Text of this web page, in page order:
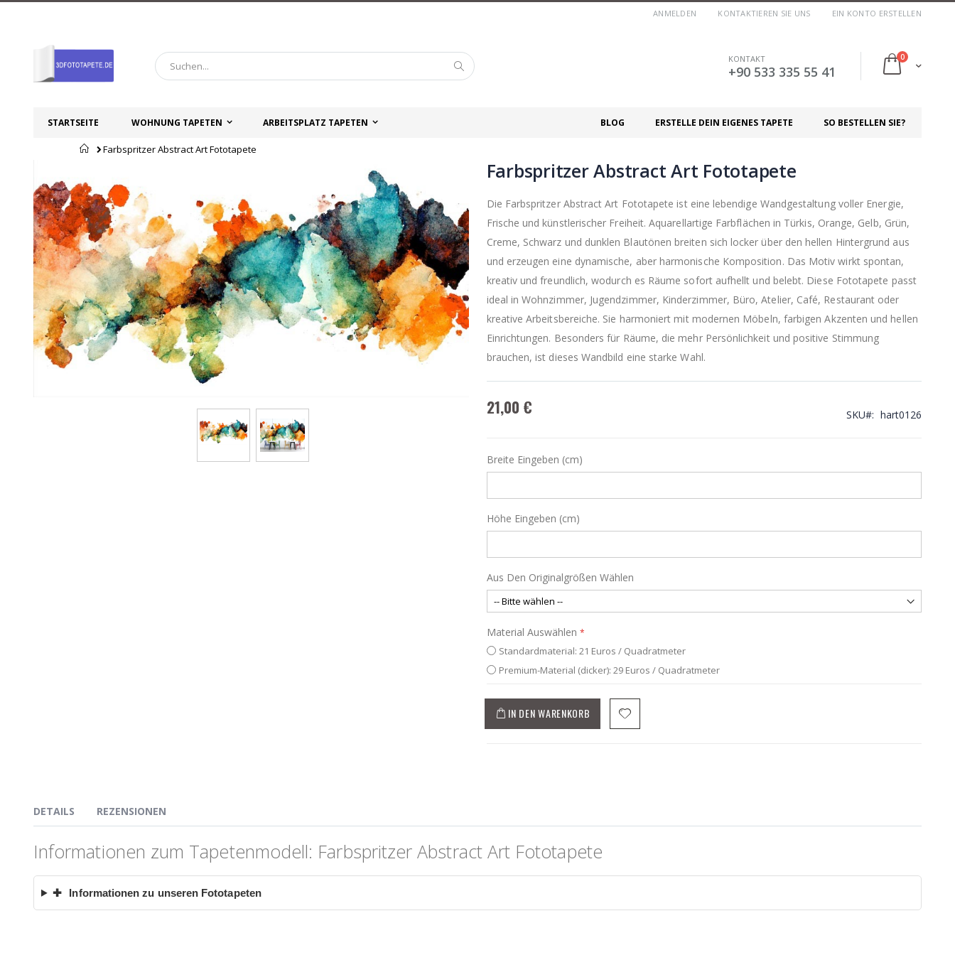
ANMELDEN KONTAKTIEREN SIE UNS EIN KONTO ERSTELLEN
Cart
0Artikel
Suche KONTAKT
+90 533 335 55 41
STARTSEITE WOHNUNG TAPETEN ARBEITSPLATZ TAPETEN SO BESTELLEN SIE?
ERSTELLE DEIN EIGENES TAPETE
BLOG
Startseite
Farbspritzer Abstract Art Fototapete
der
Bildgalerie
springen
Anfang
der
Bildgalerie
springen
Farbspritzer Abstract Art Fototapete
Die Farbspritzer Abstract Art Fototapete ist eine lebendige Wandgestaltung voller Energie,
Frische und künstlerischer Freiheit. Aquarellartige Farbflächen in Türkis, Orange, Gelb, Grün,
Creme, Schwarz und dunklen Blautönen breiten sich locker über den hellen Hintergrund aus
und erzeugen eine dynamische, aber harmonische Komposition. Das Motiv wirkt spontan,
kreativ und freundlich, wodurch es Räume sofort aufhellt und belebt. Diese Fototapete passt
ideal in Wohnzimmer, Jugendzimmer, Kinderzimmer, Büro, Atelier, Café, Restaurant oder
kreative Arbeitsbereiche. Sie harmoniert mit modernen Möbeln, farbigen Akzenten und hellen
Einrichtungen. Besonders für Räume, die mehr Persönlichkeit und positive Stimmung
brauchen, ist dieses Wandbild eine starke Wahl.
21,00 € SKU hart0126
Breite Eingeben (cm)
Höhe Eingeben (cm)
Aus Den Originalgrößen Wählen
Material Auswählen
Standardmaterial: 21 Euros / Quadratmeter
Premium-Material (dicker): 29 Euros / Quadratmeter
IN DEN WARENKORB
DETAILS
Informationen zum Tapetenmodell: Farbspritzer Abstract Art Fototapete
✚ Informationen zu unseren Fototapeten
REZENSIONEN